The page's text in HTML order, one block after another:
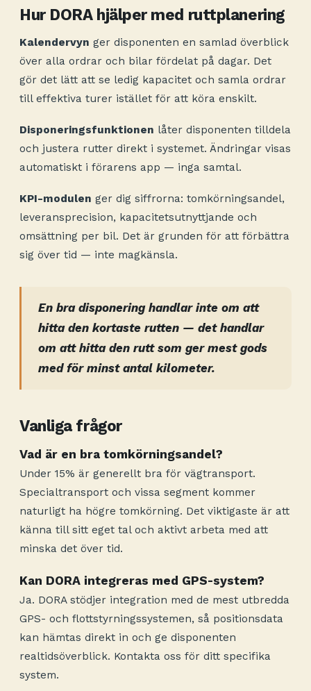
Hur DORA hjälper med ruttplanering
Kalendervyn ger disponenten en samlad överblick
över alla ordrar och bilar fördelat på dagar. Det
gör det lätt att se ledig kapacitet och samla ordrar
till effektiva turer istället för att köra enskilt.
Disponeringsfunktionen låter disponenten tilldela
och justera rutter direkt i systemet. Ändringar visas
automatiskt i förarens app — inga samtal.
KPI-modulen ger dig siffrorna: tomkörningsandel,
leveransprecision, kapacitetsutnyttjande och
omsättning per bil. Det är grunden för att förbättra
sig över tid — inte magkänsla.
En bra disponering handlar inte om att
hitta den kortaste rutten — det handlar
om att hitta den rutt som ger mest gods
med för minst antal kilometer.
Vanliga frågor
Vad är en bra tomkörningsandel?
Under 15% är generellt bra för vägtransport.
Specialtransport och vissa segment kommer
naturligt ha högre tomkörning. Det viktigaste är att
känna till sitt eget tal och aktivt arbeta med att
minska det över tid.
Kan DORA integreras med GPS-system?
Ja. DORA stödjer integration med de mest utbredda
GPS- och flottstyrningssystemen, så positionsdata
kan hämtas direkt in och ge disponenten
realtidsöverblick. Kontakta oss för ditt specifika
system.